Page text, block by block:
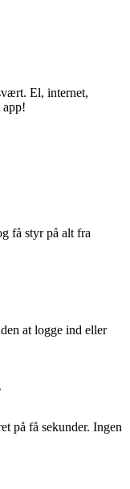
El, internet,
app!
få styr på alt fra
at logge ind eller
på få sekunder. Ingen